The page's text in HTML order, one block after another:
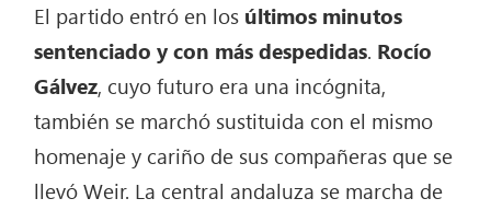
El partido entró en los últimos minutos
sentenciado y con más despedidas. Rocío
Gálvez, cuyo futuro era una incógnita,
también se marchó sustituida con el mismo
homenaje y cariño de sus compañeras que se
llevó Weir. La central andaluza se marcha de